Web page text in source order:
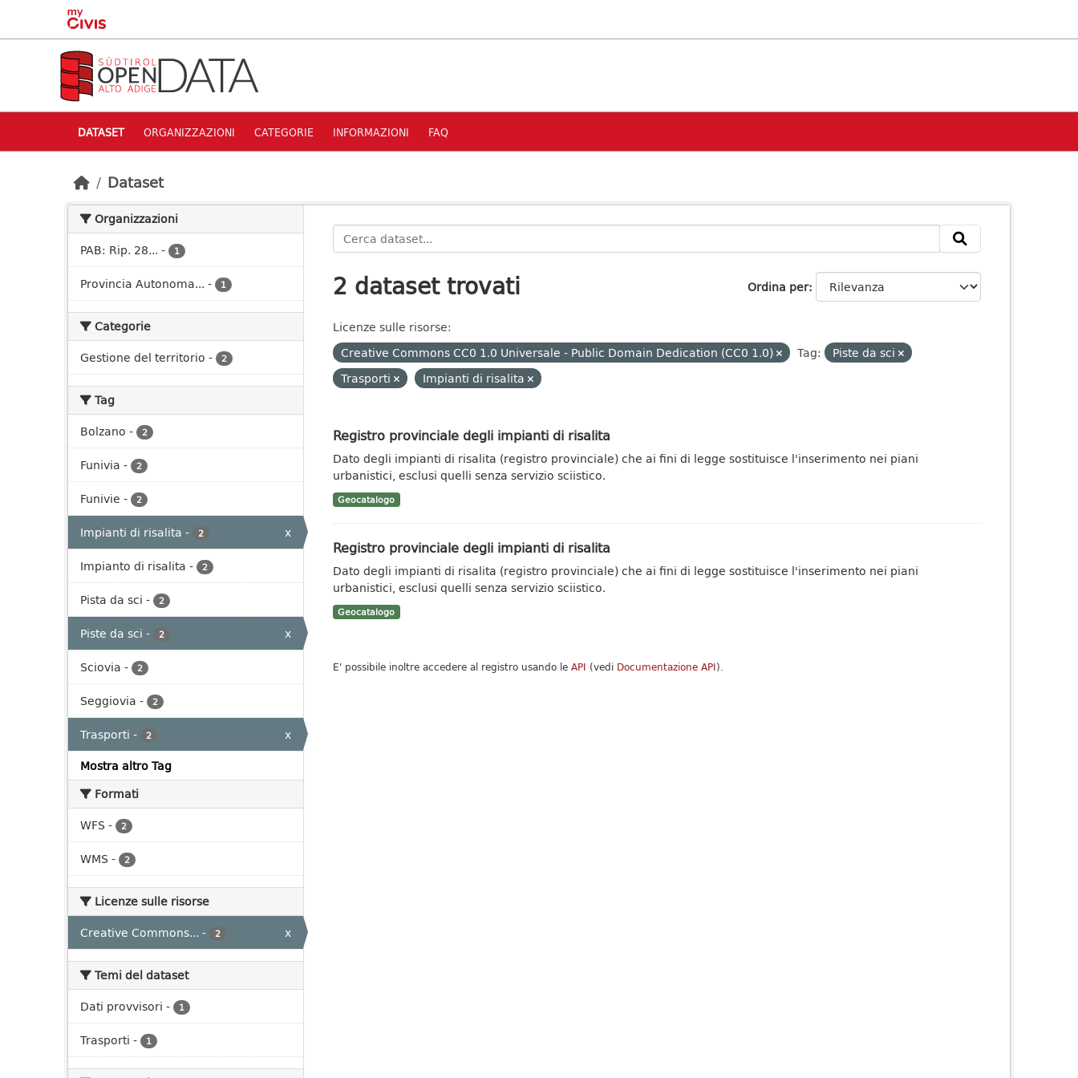
Skip to main content
DATASET ORGANIZZAZIONI CATEGORIE INFORMAZIONI FAQ
Dataset
Organizzazioni
PAB: Rip. 28... - 1
Provincia Autonoma... - 1
Categorie
Gestione del territorio - 2
Tag
Bolzano - 2
Funivia - 2
Funivie - 2
Impianti di risalita - 2
x
Impianto di risalita - 2
Pista da sci - 2
Piste da sci - 2
x
Sciovia - 2
Seggiovia - 2
Trasporti - 2
x
Mostra altro Tag
Formati
WFS - 2
WMS - 2
Licenze sulle risorse
Creative Commons... - 2 x
Temi del dataset
Dati provvisori - 1
Trasporti - 1
Ordina per
2 dataset trovati
Licenze sulle risorse:
Creative Commons CC0 1.0 Universale - Public Domain Dedication (CC0 1.0)
Tag:
Piste da sci
Trasporti
Impianti di risalita
Registro provinciale degli impianti di risalita
Dato degli impianti di risalita (registro provinciale) che ai fini di legge sostituisce l'inserimento nei piani
urbanistici, esclusi quelli senza servizio sciistico.
Geocatalogo
Registro provinciale degli impianti di risalita
Dato degli impianti di risalita (registro provinciale) che ai fini di legge sostituisce l'inserimento nei piani
urbanistici, esclusi quelli senza servizio sciistico.
Geocatalogo
E' possibile inoltre accedere al registro usando le API (vedi Documentazione API).